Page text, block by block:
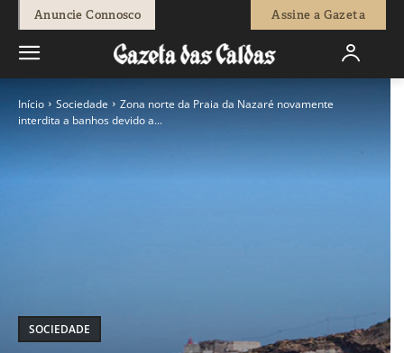
Anuncie Connosco Assine a Gazeta
Início Sociedade
Zona norte da Praia da Nazaré novamente
interdita a banhos devido a...
SOCIEDADE